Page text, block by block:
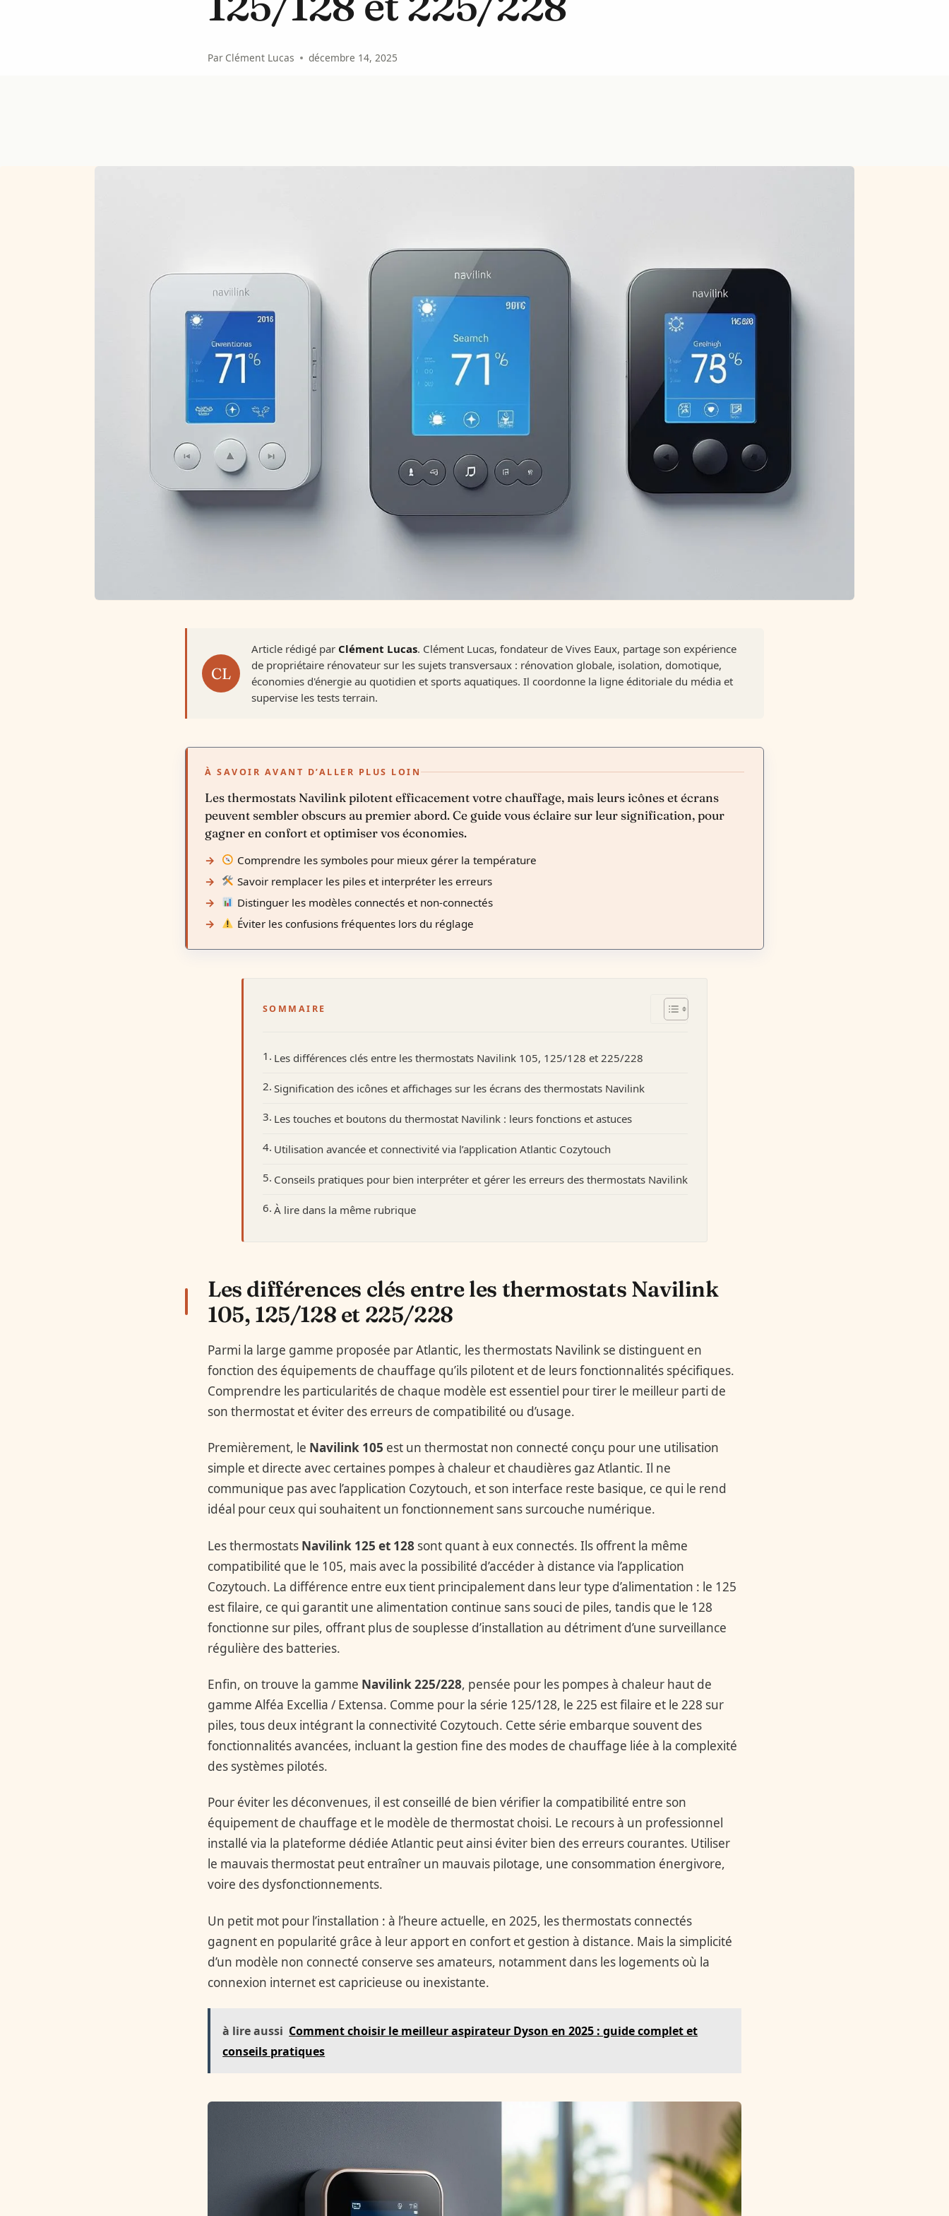
Par Clément Lucas décembre 14, 2025
Article rédigé par Clément Lucas. Clément Lucas, fondateur de Vives Eaux, partage son expérience
de propriétaire rénovateur sur les sujets transversaux : rénovation globale, isolation, domotique,
économies d'énergie au quotidien et sports aquatiques. Il coordonne la ligne éditoriale du média et
supervise les tests terrain.
À SAVOIR AVANT D’ALLER PLUS LOIN
Les thermostats Navilink pilotent efficacement votre chauffage, mais leurs icônes et écrans
peuvent sembler obscurs au premier abord. Ce guide vous éclaire sur leur signification, pour
gagner en confort et optimiser vos économies.
Comprendre les symboles pour mieux gérer la température
Savoir remplacer les piles et interpréter les erreurs
Distinguer les modèles connectés et non-connectés
Éviter les confusions fréquentes lors du réglage
SOMMAIRE
Les différences clés entre les thermostats Navilink 105, 125/128 et 225/228
Signification des icônes et affichages sur les écrans des thermostats Navilink
Les touches et boutons du thermostat Navilink : leurs fonctions et astuces
Utilisation avancée et connectivité via l’application Atlantic Cozytouch
Conseils pratiques pour bien interpréter et gérer les erreurs des thermostats Navilink
À lire dans la même rubrique
Les différences clés entre les thermostats Navilink
105, 125/128 et 225/228
Parmi la large gamme proposée par Atlantic, les thermostats Navilink se distinguent en
fonction des équipements de chauffage qu’ils pilotent et de leurs fonctionnalités spécifiques.
Comprendre les particularités de chaque modèle est essentiel pour tirer le meilleur parti de
son thermostat et éviter des erreurs de compatibilité ou d’usage.
Premièrement, le Navilink 105 est un thermostat non connecté conçu pour une utilisation
simple et directe avec certaines pompes à chaleur et chaudières gaz Atlantic. Il ne
communique pas avec l’application Cozytouch, et son interface reste basique, ce qui le rend
idéal pour ceux qui souhaitent un fonctionnement sans surcouche numérique.
Les thermostats Navilink 125 et 128 sont quant à eux connectés. Ils offrent la même
compatibilité que le 105, mais avec la possibilité d’accéder à distance via l’application
Cozytouch. La différence entre eux tient principalement dans leur type d’alimentation : le 125
est filaire, ce qui garantit une alimentation continue sans souci de piles, tandis que le 128
fonctionne sur piles, offrant plus de souplesse d’installation au détriment d’une surveillance
régulière des batteries.
Enfin, on trouve la gamme Navilink 225/228, pensée pour les pompes à chaleur haut de
gamme Alféa Excellia / Extensa. Comme pour la série 125/128, le 225 est filaire et le 228 sur
piles, tous deux intégrant la connectivité Cozytouch. Cette série embarque souvent des
fonctionnalités avancées, incluant la gestion fine des modes de chauffage liée à la complexité
des systèmes pilotés.
Pour éviter les déconvenues, il est conseillé de bien vérifier la compatibilité entre son
équipement de chauffage et le modèle de thermostat choisi. Le recours à un professionnel
installé via la plateforme dédiée Atlantic peut ainsi éviter bien des erreurs courantes. Utiliser
le mauvais thermostat peut entraîner un mauvais pilotage, une consommation énergivore,
voire des dysfonctionnements.
Un petit mot pour l’installation : à l’heure actuelle, en 2025, les thermostats connectés
gagnent en popularité grâce à leur apport en confort et gestion à distance. Mais la simplicité
d’un modèle non connecté conserve ses amateurs, notamment dans les logements où la
connexion internet est capricieuse ou inexistante.
à lire aussi Comment choisir le meilleur aspirateur Dyson en 2025 : guide complet et
conseils pratiques